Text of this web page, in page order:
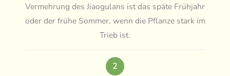
Vermehrung des Jiaogulans ist das späte Frühjahr
oder der frühe Sommer, wenn die Pflanze stark im
Trieb ist.
2